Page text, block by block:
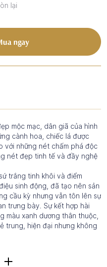
lại
ngay
mộc mạc, dân giã của hình
cành hoa, chiếc lá được
với những nét chấm phá độc
nét đẹp tinh tế và đầy nghệ
trắng tinh khôi và điểm
sinh động, đã tạo nên sản
cầu kỳ nhưng vẫn tôn lên sự
trưng bày. Sự kết hợp hài
màu xanh dương thân thuộc,
trung, hiện đại nhưng không